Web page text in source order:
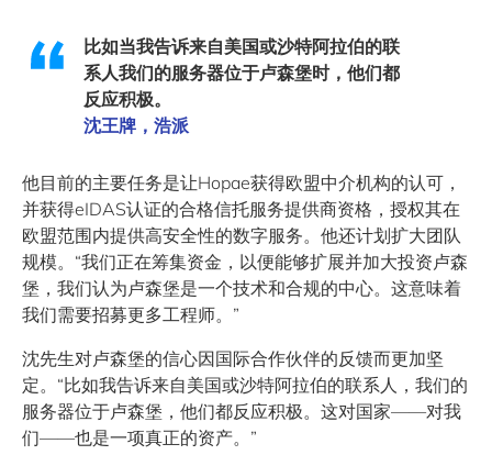
比如当我告诉来自美国或沙特阿拉伯的联
系人我们的服务器位于卢森堡时，他们都
反应积极。
沈王牌，浩派
他目前的主要任务是让Hopae获得欧盟中介机构的认可，
并获得eIDAS认证的合格信托服务提供商资格，授权其在
欧盟范围内提供高安全性的数字服务。他还计划扩大团队
规模。“我们正在筹集资金，以便能够扩展并加大投资卢森
堡，我们认为卢森堡是一个技术和合规的中心。这意味着
我们需要招募更多工程师。”
沈先生对卢森堡的信心因国际合作伙伴的反馈而更加坚
定。“比如我告诉来自美国或沙特阿拉伯的联系人，我们的
服务器位于卢森堡，他们都反应积极。这对国家——对我
们——也是一项真正的资产。”